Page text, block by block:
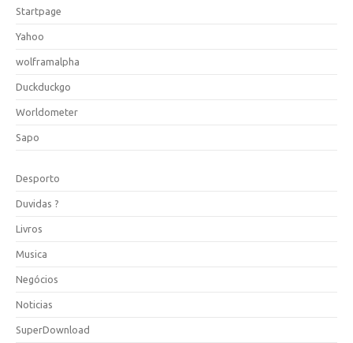
Startpage
Yahoo
wolframalpha
Duckduckgo
Worldometer
Sapo
Desporto
Duvidas ?
Livros
Musica
Negócios
Noticias
SuperDownload